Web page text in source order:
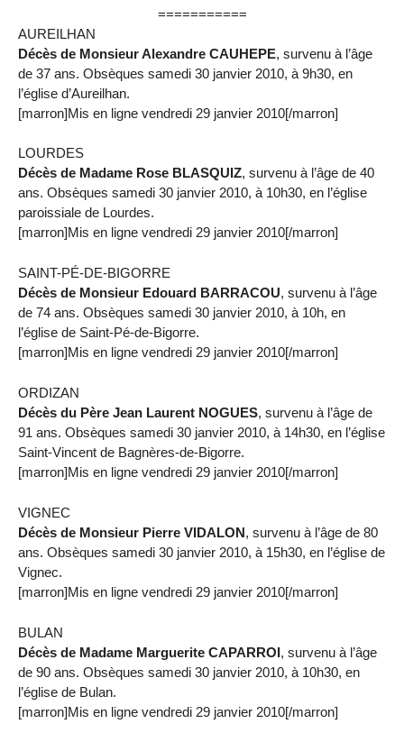
===========
AUREILHAN
Décès de Monsieur Alexandre CAUHEPE, survenu à l’âge
de 37 ans. Obsèques samedi 30 janvier 2010, à 9h30, en
l’église d’Aureilhan.
[marron]Mis en ligne vendredi 29 janvier 2010[/marron]
LOURDES
Décès de Madame Rose BLASQUIZ, survenu à l’âge de 40
ans. Obsèques samedi 30 janvier 2010, à 10h30, en l’église
paroissiale de Lourdes.
[marron]Mis en ligne vendredi 29 janvier 2010[/marron]
SAINT-PÉ-DE-BIGORRE
Décès de Monsieur Edouard BARRACOU, survenu à l’âge
de 74 ans. Obsèques samedi 30 janvier 2010, à 10h, en
l’église de Saint-Pé-de-Bigorre.
[marron]Mis en ligne vendredi 29 janvier 2010[/marron]
ORDIZAN
Décès du Père Jean Laurent NOGUES, survenu à l’âge de
91 ans. Obsèques samedi 30 janvier 2010, à 14h30, en l’église
Saint-Vincent de Bagnères-de-Bigorre.
[marron]Mis en ligne vendredi 29 janvier 2010[/marron]
VIGNEC
Décès de Monsieur Pierre VIDALON, survenu à l’âge de 80
ans. Obsèques samedi 30 janvier 2010, à 15h30, en l’église de
Vignec.
[marron]Mis en ligne vendredi 29 janvier 2010[/marron]
BULAN
Décès de Madame Marguerite CAPARROI, survenu à l’âge
de 90 ans. Obsèques samedi 30 janvier 2010, à 10h30, en
l’église de Bulan.
[marron]Mis en ligne vendredi 29 janvier 2010[/marron]